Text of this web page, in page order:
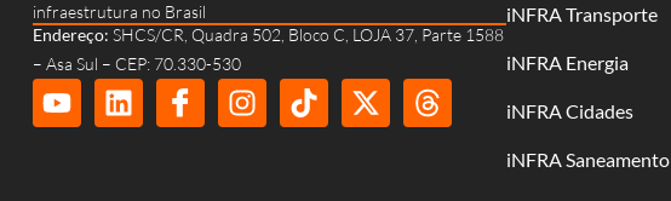
infraestrutura no Brasil
Endereço: SHCS/CR, Quadra 502, Bloco C, LOJA 37, Parte 1588
– Asa Sul – CEP: 70.330-530
iNFRA Transporte
iNFRA Energia
iNFRA Cidades
iNFRA Saneamento